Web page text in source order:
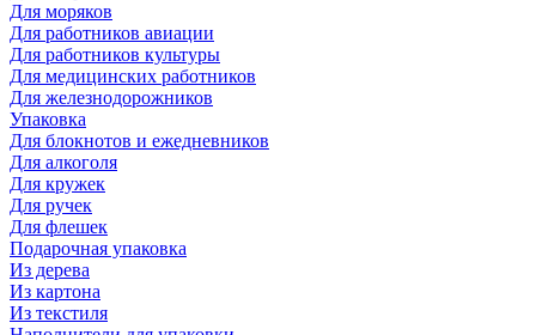
Для моряков
Для работников авиации
Для работников культуры
Для медицинских работников
Для железнодорожников
Упаковка
Для блокнотов и ежедневников
Для алкоголя
Для кружек
Для ручек
Для флешек
Подарочная упаковка
Из дерева
Из картона
Из текстиля